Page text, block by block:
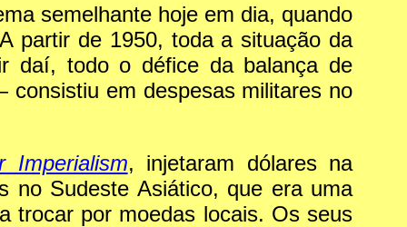
semelhante hoje em dia, quando
partir de 1950, toda a situação da
daí, todo o défice da balança de
em despesas militares no
Imperialism, injetaram dólares na
no Sudeste Asiático, que era uma
trocar por moedas locais. Os seus